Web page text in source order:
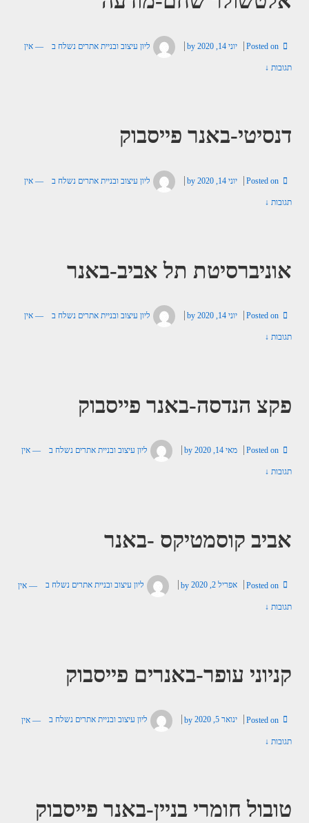
Posted on יוני 14, 2020 ליון עיצוב ובניית אתרים נשלח ב — אין
תגובות ↓
דנסיטי-באנר פייסבוק
Posted on יוני 14, 2020 ליון עיצוב ובניית אתרים נשלח ב — אין
תגובות ↓
אוניברסיטת תל אביב-באנר
Posted on יוני 14, 2020 ליון עיצוב ובניית אתרים נשלח ב — אין
תגובות ↓
פקצ הנדסה-באנר פייסבוק
Posted on מאי 14, 2020 ליון עיצוב ובניית אתרים נשלח ב — אין
תגובות ↓
אביב קוסמטיקס -באנר
Posted on אפריל 2, 2020 ליון עיצוב ובניית אתרים נשלח ב — אין
תגובות ↓
קניוני עופר-באנרים פייסבוק
Posted on ינואר 5, 2020 ליון עיצוב ובניית אתרים נשלח ב — אין
תגובות ↓
טובול חומרי בניין-באנר פייסבוק